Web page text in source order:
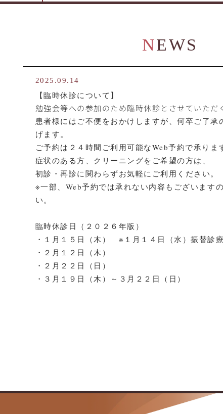
NEWS
2025.09.14
【臨時休診について】
勉強会等への参加のため臨時休診とさせていただ
患者様にはご不便をおかけしますが、何卒ご了承
げます。
ご予約は２４時間ご利用可能なWeb予約で承りま
症状のある方、クリーニングをご希望の方は、
初診・再診に関わらずお気軽にご利用ください。
※一部、Web予約では承れない内容もございます
い。
臨時休診日（２０２６年版）
・１月１５日（木） ※１月１４日（水）振替診
・２月１２日（木）
・２月２２日（日）
・３月１９日（木）～３月２２日（日）